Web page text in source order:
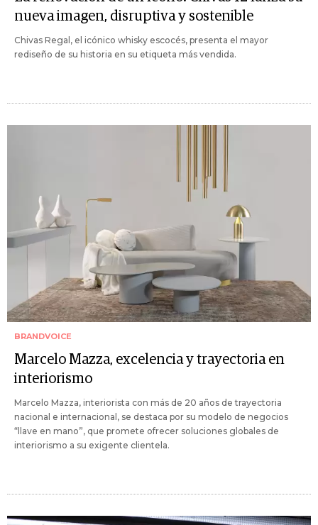
nueva imagen, disruptiva y sostenible
Chivas Regal, el icónico whisky escocés, presenta el mayor
rediseño de su historia en su etiqueta más vendida.
BRANDVOICE
Marcelo Mazza, excelencia y trayectoria en
interiorismo
Marcelo Mazza, interiorista con más de 20 años de trayectoria
nacional e internacional, se destaca por su modelo de negocios
“llave en mano”, que promete ofrecer soluciones globales de
interiorismo a su exigente clientela.